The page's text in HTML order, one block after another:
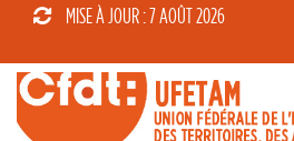
MISE À JOUR : 7 AOÛT 2026